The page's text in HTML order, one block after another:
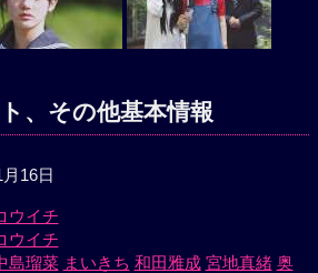
、その他基本情報
16日
ウイチ
ウイチ
島瑠菜 まいきち 和田雅成 宮地真緒 奥